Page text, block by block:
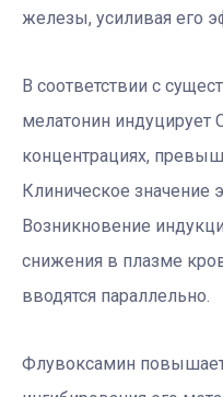
железы, усиливая его
В соответствии с
мелатонин индуцирует
концентрациях,
Клиническое значение
Возникновение
снижения в плазме
вводятся параллельно.
Флувоксамин